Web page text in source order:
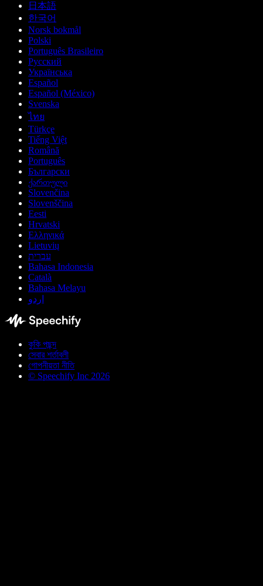
日本語
한국어
Norsk bokmål
Polski
Português Brasileiro
Русский
Українська
Español
Español (México)
Svenska
ไทย
Türkçe
Tiếng Việt
Română
Português
Български
ქართული
Slovenčina
Slovenščina
Eesti
Hrvatski
Ελληνικά
Lietuvių
עברית
Bahasa Indonesia
Català
Bahasa Melayu
اردو
কুকি পছন্দ
সেবার শর্তাবলী
গোপনীয়তা নীতি
© Speechify Inc 2026